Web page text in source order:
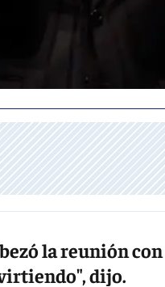
la reunión
dijo.